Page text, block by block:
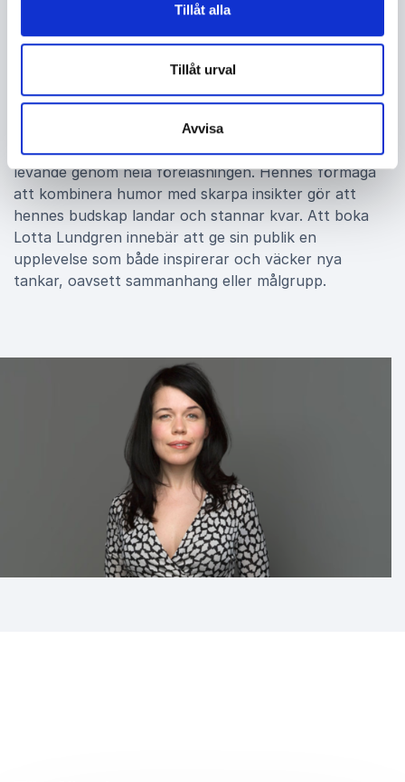
Tillåt alla
Tillåt urval
Avvisa
underhållande och lärorik och erbjuder en unik
kombination av kunskap, berättarglädje och
igenkänning. Hon rör sig obehindrat mellan ämnen
innehåll som engagerar på djupet. Med sin erfarenhet
från tv, scen och författarskap har hon en naturlig
närvaro som fångar publiken och håller intresset
levande genom hela föreläsningen. Hennes förmåga
att kombinera humor med skarpa insikter gör att
hennes budskap landar och stannar kvar. Att boka
Lotta Lundgren innebär att ge sin publik en
upplevelse som både inspirerar och väcker nya
tankar, oavsett sammanhang eller målgrupp.